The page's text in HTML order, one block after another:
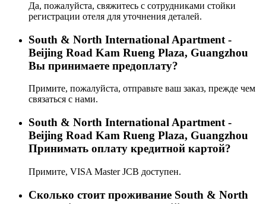
Да, пожалуйста, свяжитесь с сотрудниками стойки
регистрации отеля для уточнения деталей.
South & North International Apartment -
Beijing Road Kam Rueng Plaza, Guangzhou
Вы принимаете предоплату?
Примите, пожалуйста, отправьте ваш заказ, прежде чем
связаться с нами.
South & North International Apartment -
Beijing Road Kam Rueng Plaza, Guangzhou
Принимать оплату кредитной картой?
Примите, VISA Master JCB доступен.
Сколько стоит проживаниe South & North